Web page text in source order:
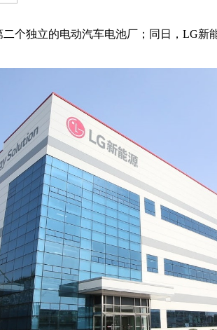
个独立的电动汽车电池厂；同日，LG新